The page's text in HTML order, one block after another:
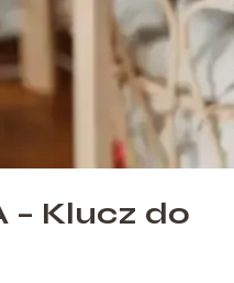
– Klucz do